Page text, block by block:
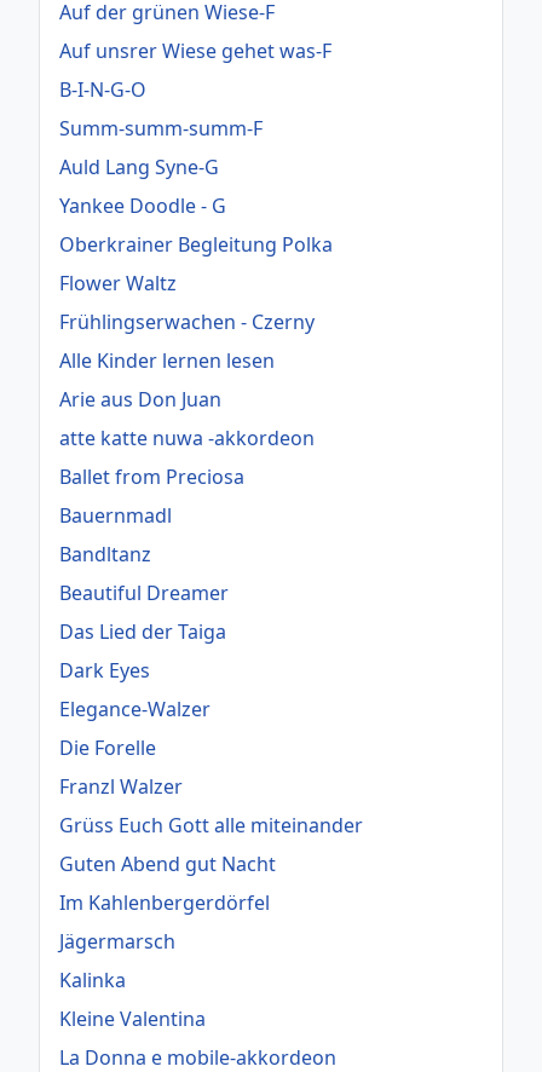
Auf der grünen Wiese-F
Auf unsrer Wiese gehet was-F
B-I-N-G-O
Summ-summ-summ-F
Auld Lang Syne-G
Yankee Doodle - G
Oberkrainer Begleitung Polka
Flower Waltz
Frühlingserwachen - Czerny
Alle Kinder lernen lesen
Arie aus Don Juan
atte katte nuwa -akkordeon
Ballet from Preciosa
Bauernmadl
Bandltanz
Beautiful Dreamer
Das Lied der Taiga
Dark Eyes
Elegance-Walzer
Die Forelle
Franzl Walzer
Grüss Euch Gott alle miteinander
Guten Abend gut Nacht
Im Kahlenbergerdörfel
Jägermarsch
Kalinka
Kleine Valentina
La Donna e mobile-akkordeon